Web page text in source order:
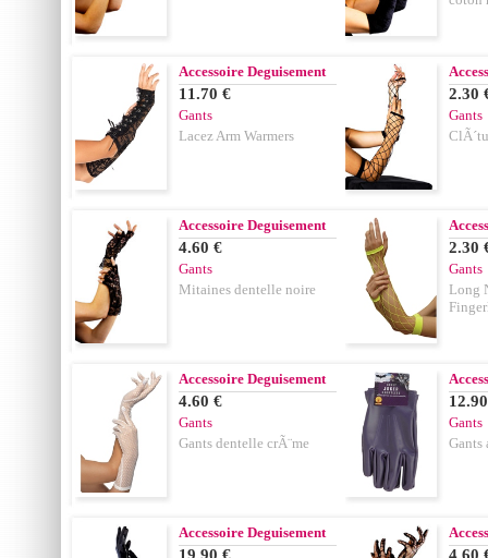
Accessoire Deguisement
11.70 €
Gants
Lacez Arm Warmers
2.30
Gants
Accessoire Deguisement
4.60 €
Gants
Mitaines dentelle noire
2.30
Gants
Long
Accessoire Deguisement
4.60 €
Gants
Gants dentelle crÃ¨me
Gants
Gants
Accessoire Deguisement